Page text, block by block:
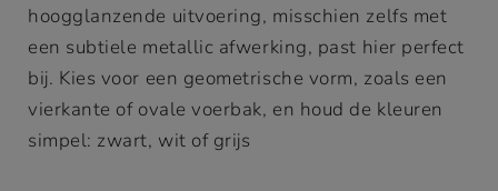
hoogglanzende uitvoering, misschien zelfs met
een subtiele metallic afwerking, past hier perfect
bij. Kies voor een geometrische vorm, zoals een
vierkante of ovale voerbak, en houd de kleuren
simpel: zwart, wit of grijs